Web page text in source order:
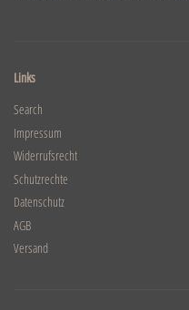
Links
Search
Impressum
Widerrufsrecht
Schutzrechte
Datenschutz
AGB
Versand